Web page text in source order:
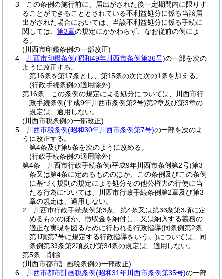
3
この条例の施行前に、届出がされた後一定期間内に限りす
ることができることとされている不利益処分に係る当該届
出がされた場合においては、当該不利益処分に係る手続に
関しては、 第3章の規定にかかわらず、なお従前の例によ
る。
(川西市印鑑条例の一部改正)
4
川西市印鑑条例(昭和49年川西市条例第36号)の一部を次の
ように改正する。
第16条を第17条とし、第15条の次に次の1条を加える。
(行政手続条例の適用除外)
第16条 この条例の規定による処分については、川西市行
政手続条例(平成9年川西市条例第2号)第2章及び第3章の
規定は、適用しない。
(川西市税条例の一部改正)
5
川西市税条例(昭和30年川西市条例第7号)の一部を次のよ
うに改正する。
第4条及び第5条を次のように改める。
(行政手続条例の適用除外)
第4条 川西市行政手続条例(平成9年川西市条例第2号)第3
条又は第4条に定めるもののほか、この条例及びこの条例
に基づく規則の規定による処分その他公権力の行使に当
たる行為については、川西市行政手続条例第2章及び第3
章の規定は、適用しない。
2 川西市行政手続条例第3条、第4条又は第33条第3項に定
めるもののほか、徴収金を納付し、又は納入する義務の
適正な実現を図るために行われる行政指導(同条例第2条
第1項第7号に規定する行政指導をいう。)については、同
条例第33条第2項及び第34条の規定は、適用しない。
第5条 削除
(川西市都市計画税条例の一部改正)
6
川西市都市計画税条例(昭和31年川西市条例第35号)の一部